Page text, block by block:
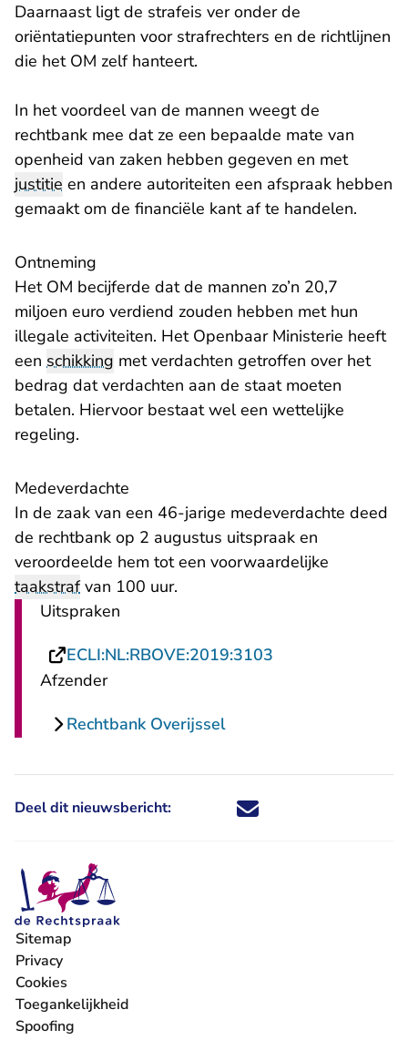
Daarnaast ligt de strafeis ver onder de
oriëntatiepunten voor strafrechters en de richtlijnen
die het OM zelf hanteert.
In het voordeel van de mannen weegt de
rechtbank mee dat ze een bepaalde mate van
openheid van zaken hebben gegeven en met
justitie en andere autoriteiten een afspraak hebben
gemaakt om de financiële kant af te handelen.
Ontneming
Het OM becijferde dat de mannen zo’n 20,7
miljoen euro verdiend zouden hebben met hun
illegale activiteiten. Het Openbaar Ministerie heeft
een schikking met verdachten getroffen over het
bedrag dat verdachten aan de staat moeten
betalen. Hiervoor bestaat wel een wettelijke
regeling.
Medeverdachte
In de zaak van een 46-jarige medeverdachte deed
de rechtbank op 2 augustus uitspraak en
veroordeelde hem tot een voorwaardelijke
taakstrafvan 100 uur.
Uitspraken
ECLI:NL:RBOVE:2019:3103
Afzender
Rechtbank Overijssel
Deel dit nieuwsbericht: Deel dit nieuwsbericht via X -
Deel dit nieuwsbericht via
Deel dit nieuwsbericht
Deel dit
Sitemap
Privacy
Cookies
Toegankelijkheid
Spoofing